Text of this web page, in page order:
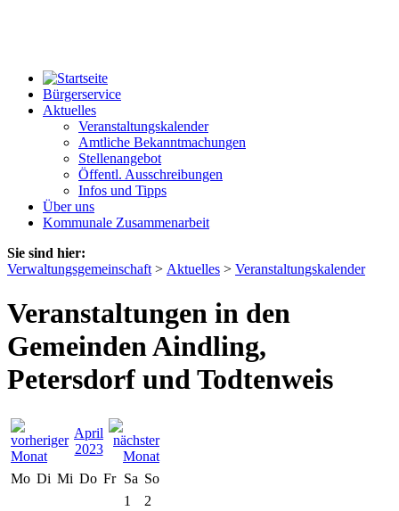
Bürgerservice
Aktuelles
Veranstaltungskalender
Amtliche Bekanntmachungen
Stellenangebot
Öffentl. Ausschreibungen
Infos und Tipps
Über uns
Kommunale Zusammenarbeit
Sie sind hier:
Verwaltungsgemeinschaft > Aktuelles > Veranstaltungskalender
Veranstaltungen in den
Gemeinden Aindling,
Petersdorf und Todtenweis
April
2023
Mo Di Mi Do Fr Sa So
1
2